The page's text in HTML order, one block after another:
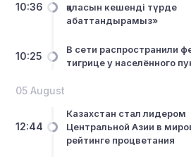
10:36
қаласын кешенді түрде
абаттандырамыз»
10:25
В сети распространили
тигрице у населённого
05 August
12:44
Казахстан стал лидером
Центральной Азии в
рейтинге процветания